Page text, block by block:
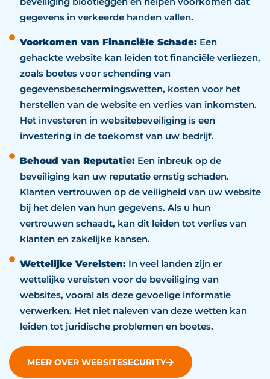
gegevens in verkeerde handen vallen.
Voorkomen van Financiële Schade:Een
gehackte website kan leiden tot financiële verliezen,
zoals boetes voor schending van
gegevensbeschermingswetten, kosten voor het
herstellen van de website en verlies van inkomsten.
Het investeren in websitebeveiliging is een
investering in de toekomst van uw bedrijf.
Behoud van Reputatie:Een inbreuk op de
beveiliging kan uw reputatie ernstig schaden.
Klanten vertrouwen op de veiligheid van uw website
bij het delen van hun gegevens. Als u hun
vertrouwen schaadt, kan dit leiden tot verlies van
klanten en zakelijke kansen.
Wettelijke Vereisten:In veel landen zijn er
wettelijke vereisten voor de beveiliging van
websites, vooral als deze gevoelige informatie
verwerken. Het niet naleven van deze wetten kan
leiden tot juridische problemen en boetes.
MEER OVER WEBSITESECURITY